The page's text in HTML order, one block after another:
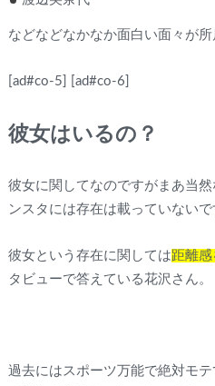
などなどなかなか面白い面々が
[ad#co-5] [ad#co-6]
彼女はいるの？
彼女に関してなのですがまあ当
ンスタには存在は載っていないで
彼女という存在に関しては距離感
タビューで答えている花沢さん。
過去にはスポーツ万能で絶対モ